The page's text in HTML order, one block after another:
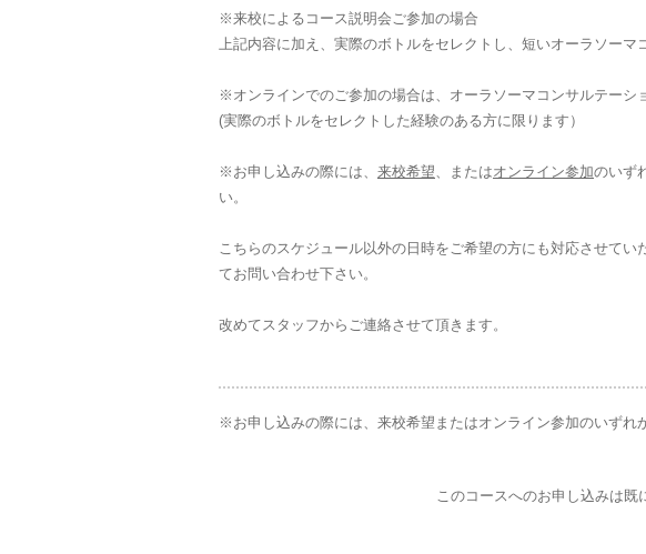
※来校によるコース説明会ご参加の場合
上記内容に加え、実際のボトルをセレクトし、短いオーラソーマ
※オンラインでのご参加の場合は、オーラソーマコンサルテーシ
(実際のボトルをセレクトした経験のある方に限ります）
※お申し込みの際には、 来校希望 、またはオンライン参加のいず
い。
こちらのスケジュール以外の日時をご希望の方にも対応させて
てお問い合わせ下さい。
改めてスタッフからご連絡させて頂きます。
※お申し込みの際には、来校希望またはオンライン参加のいずれ
このコースへのお申し込みは既